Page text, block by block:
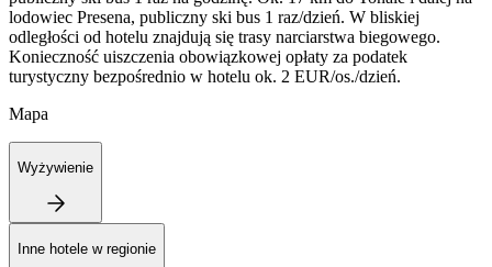
lodowiec Presena, publiczny ski bus 1 raz/dzień. W bliskiej
odległości od hotelu znajdują się trasy narciarstwa biegowego.
Konieczność uiszczenia obowiązkowej opłaty za podatek
turystyczny bezpośrednio w hotelu ok. 2 EUR/os./dzień.
Mapa
Wyżywienie
Inne hotele w regionie